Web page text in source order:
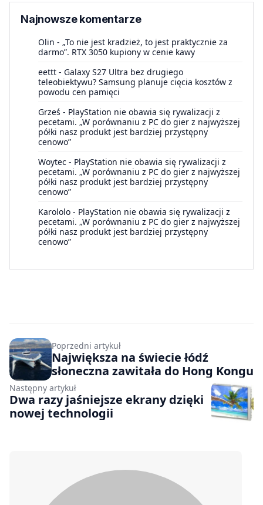
Najnowsze komentarze
Olin - „To nie jest kradzież, to jest praktycznie za
darmo”. RTX 3050 kupiony w cenie kawy
eettt - Galaxy S27 Ultra bez drugiego
teleobiektywu? Samsung planuje cięcia kosztów z
powodu cen pamięci
Grześ - PlayStation nie obawia się rywalizacji z
pecetami. „W porównaniu z PC do gier z najwyższej
półki nasz produkt jest bardziej przystępny
cenowo”
Woytec - PlayStation nie obawia się rywalizacji z
pecetami. „W porównaniu z PC do gier z najwyższej
półki nasz produkt jest bardziej przystępny
cenowo”
Karololo - PlayStation nie obawia się rywalizacji z
pecetami. „W porównaniu z PC do gier z najwyższej
półki nasz produkt jest bardziej przystępny
cenowo”
Poprzedni artykuł
Największa na świecie łódź
słoneczna zawitała do Hong Kongu
Następny artykuł
Dwa razy jaśniejsze ekrany dzięki
nowej technologii